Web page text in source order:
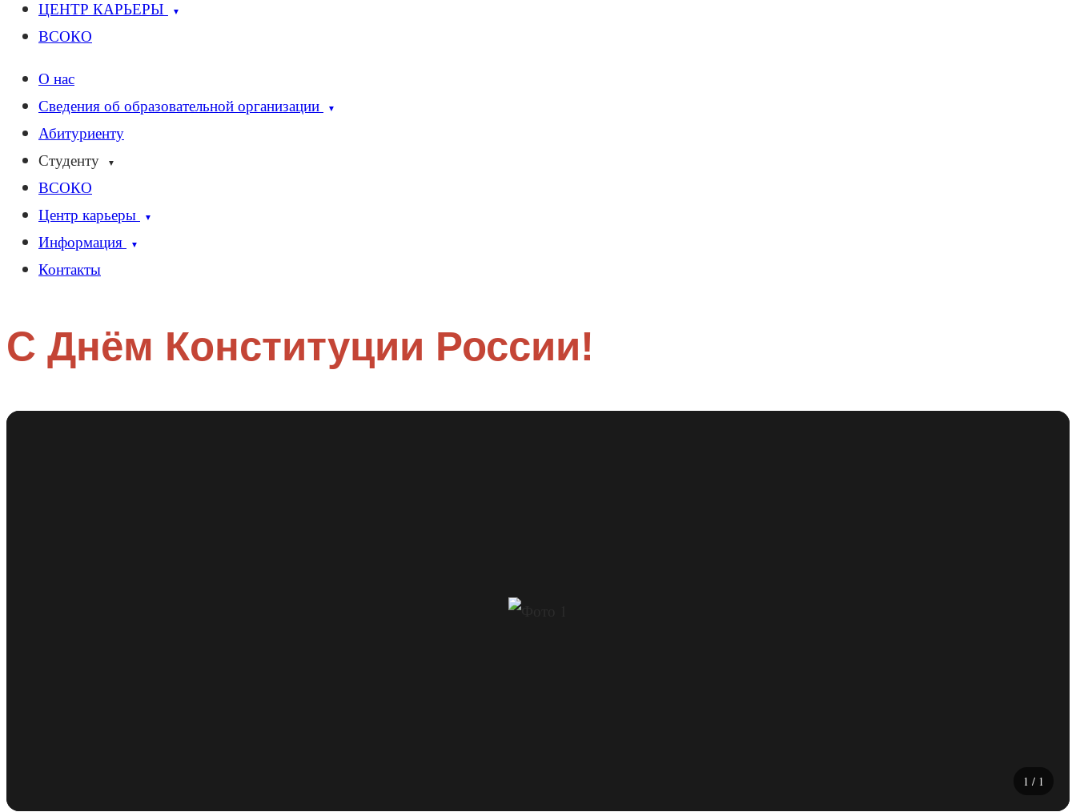
ЦЕНТР КАРЬЕРЫ ▼
ВСОКО
О нас
Сведения об образовательной организации
▼
Абитуриенту
Студенту
▼
ВСОКО
Центр карьеры
▼
Информация ▼
Контакты
С Днём Конституции России!
1 / 1